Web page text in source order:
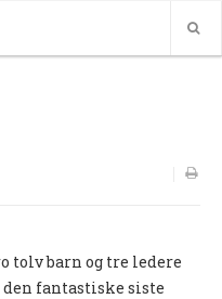
tolv barn og tre ledere
fantastiske siste